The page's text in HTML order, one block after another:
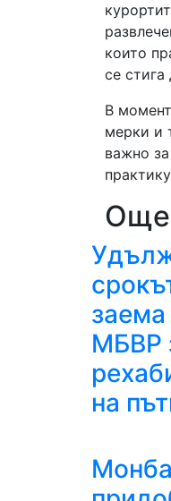
които
се стига
В
мерки и
важно
Още
заема
МБВР
на